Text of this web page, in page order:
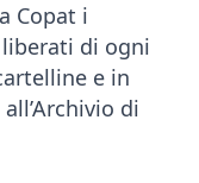
Copat i
di ogni
e in
di